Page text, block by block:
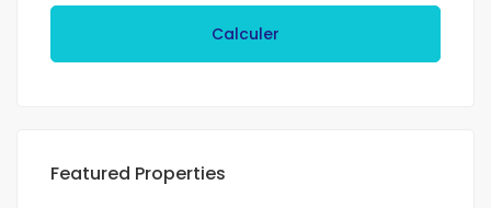
Calculer
Featured Properties